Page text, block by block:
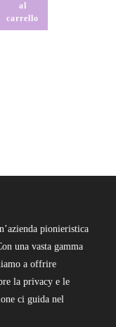
al
carrello
pionieristica
una vasta gamma
a offrire
la privacy e le
ci guida nel